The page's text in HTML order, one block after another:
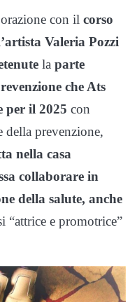
con il corso
Valeria Pozzi
la parte
che Ats
per il 2025 con
della prevenzione,
nella casa
collaborare in
della salute, anche
“attrice e promotrice”